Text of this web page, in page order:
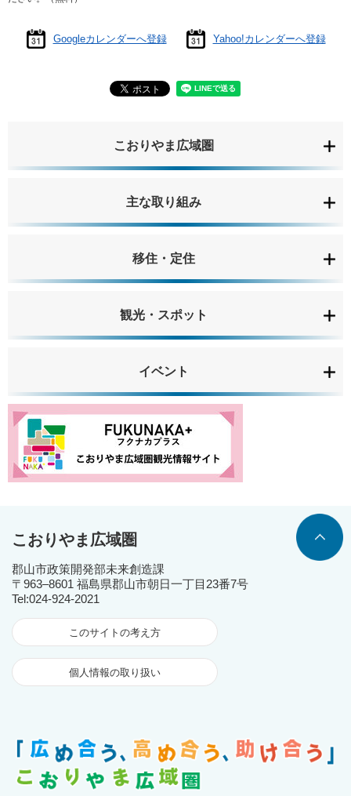
Googleカレンダーへ登録 Yahoo!カレンダーへ登録
こおりやま広域圏
主な取り組み
移住・定住
観光・スポット
イベント
こおりやま広域圏
郡山市政策開発部未来創造課
〒963‒8601 福島県郡山市朝日一丁目23番7号
Tel:024-924-2021
このサイトの考え方
個人情報の取り扱い